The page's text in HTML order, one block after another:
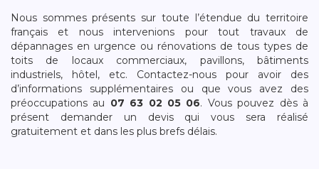
Nous sommes présents sur toute l’étendue du territoire
français et nous intervenions pour tout travaux de
dépannages en urgence ou rénovations de tous types de
toits de locaux commerciaux, pavillons, bâtiments
industriels, hôtel, etc. Contactez-nous pour avoir des
d’informations supplémentaires ou que vous avez des
préoccupations au 07 63 02 05 06. Vous pouvez dès à
présent demander un devis qui vous sera réalisé
gratuitement et dans les plus brefs délais.